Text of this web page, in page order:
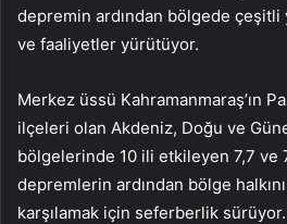
depremin ardından bölgede çeşitli
ve faaliyetler yürütüyor.
Merkez üssü Kahramanmaraş’ın
ilçeleri olan Akdeniz, Doğu ve
bölgelerinde 10 ili etkileyen 7,7 ve
depremlerin ardından bölge
karşılamak için seferberlik sürüyor.